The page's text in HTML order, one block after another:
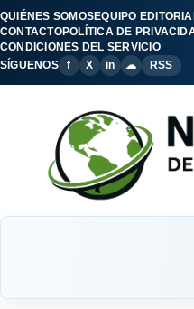
QUIÉNES SOMOSEQUIPO
CONTACTOPOLÍTICA DE
CONDICIONES DEL SERVICIO
SÍGUENOS
f X in ☁ RSS